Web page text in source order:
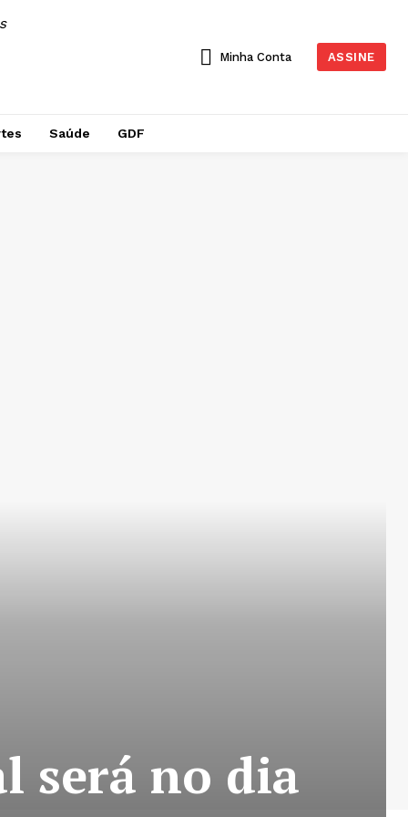
Minha Conta ASSINE
Saúde GDF
será no dia